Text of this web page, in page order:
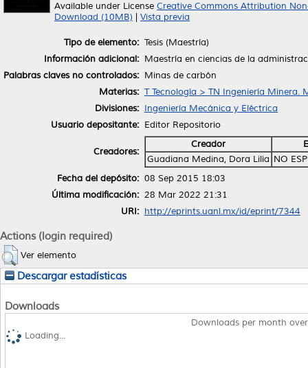
Available under License Creative Commons Attribution
Download (10MB)
Vista previa
Tipo de elemento: Tesis (Maestría)
Información adicional: Maestría en ciencias de la
Palabras claves no controlados: Minas de carbón
Materias: T Tecnología > TN Ingeniería Minera.
Divisiones: Ingeniería Mecánica y Eléctrica
Usuario depositante: Editor Repositorio
Creadores:
Creador
Guadiana Medina, Dora Lilia NO
Fecha del depósito: 08 Sep 2015 18:03
Última modificación: 28 Mar 2022 21:31
URI: http://eprints.uanl.mx/id/eprint/7344
Actions (login required)
Ver elemento
Descargar estadísticas
Downloads
Downloads per month
Loading...